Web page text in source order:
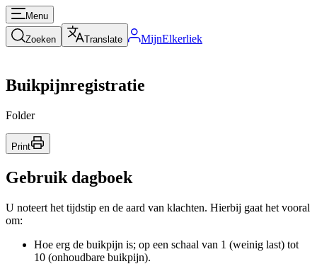
Menu
Zoeken Translate MijnElkerliek
Buikpijnregistratie
Folder
Print
Gebruik dagboek
U noteert het tijdstip en de aard van klachten. Hierbij gaat het vooral
om:
Hoe erg de buikpijn is; op een schaal van 1 (weinig last) tot
10 (onhoudbare buikpijn).